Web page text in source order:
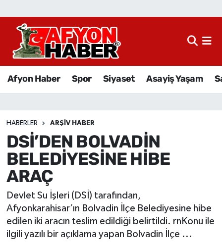
Afyon Haber Spor Siyaset Asayiş Yaşam
HABERLER ARŞIV HABER
DSİ’DEN BOLVADİN
BELEDİYESİNE HİBE
ARAÇ
Devlet Su İşleri (DSİ) tarafından,
Afyonkarahisar’ın Bolvadin İlçe Belediyesine hibe
edilen iki aracın teslim edildiği belirtildi. rnKonu ile
ilgili yazılı bir açıklama yapan Bolvadin İlçe ...
Afyon Haber
Sağlık
Eğitim
Sivil Toplum
Ekonomi
Magazin